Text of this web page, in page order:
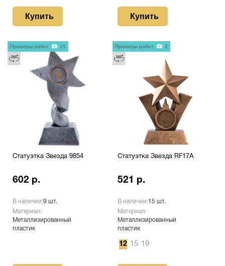
Купить Купить
Статуэтка Звезда 9854
602 р.
В наличии:9 шт.
Материал:
Металлизированный
пластик
Примеры работ 15
Статуэтка Звезда RF17A
521 р.
В наличии:15 шт.
Материал:
Металлизированный
пластик
12 15 19
Примеры работ 2